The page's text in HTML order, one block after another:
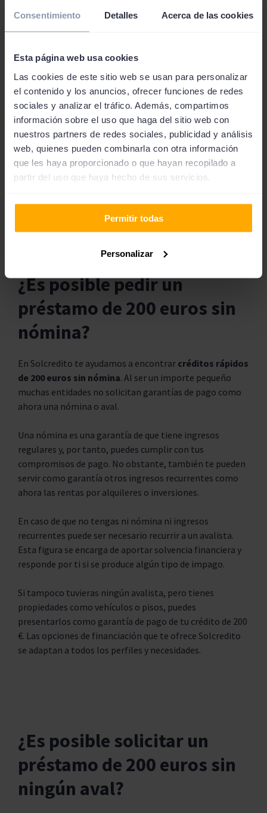
Consentimiento Detalles Acerca de las cookies
Esta página web usa cookies
Las cookies de este sitio web se usan para personalizar
el contenido y los anuncios, ofrecer funciones de redes
sociales y analizar el tráfico. Además, compartimos
información sobre el uso que haga del sitio web con
nuestros partners de redes sociales, publicidad y análisis
web, quienes pueden combinarla con otra información
que les haya proporcionado o que hayan recopilado a
partir del uso que haya hecho de sus servicios.
Permitir todas
Personalizar
necesarios para tramitar la solicitud de préstamos de
200 euros:
Tu edad debe estar entre los 18 y 80 años.
Tu residencia debe estar en España.
La cuenta bancaria en la que recibas el préstamo
ha de ser de un banco nacional.
Necesitaremos un teléfono móvil y un correo
electrónico.
El DNI o NIE ha de estar en vigor.
Hay prestamistas que pueden solicitar documentación
¿Es posible pedir un
préstamo de 200 euros sin
nómina?
En Solcredito te ayudamos a encontrar créditos rápidos
de 200 euros sin nómina. Al ser un importe pequeño
muchas entidades no solicitan garantías de pago como
ahora una nómina o aval.
Una nómina es una garantía de que tiene ingresos
regulares y, por tanto, puedes cumplir con tus
compromisos de pago. No obstante, también te pueden
servir como garantía otros ingresos recurrentes como
ahora las rentas por alquileres o inversiones.
En caso de que no tengas ni nómina ni ingresos
recurrentes puede ser necesario recurrir a un avalista.
Esta figura se encarga de aportar solvencia financiera y
responde por ti si se produce algún tipo de impago.
Si tampoco tuvieras ningún avalista, pero tienes
propiedades como vehículos o pisos, puedes
presentarlos como garantía de pago de tu crédito de 200
€. Las opciones de financiación que te ofrece Solcredito
se adaptan a todos los perfiles y necesidades.
¿Es posible solicitar un
préstamo de 200 euros sin
ningún aval?